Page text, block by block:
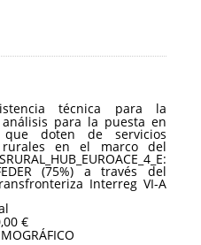
técnica para la
para la puesta en
doten de servicios
rurales en el marco del
(75%) a través del
Interreg VI-A
€